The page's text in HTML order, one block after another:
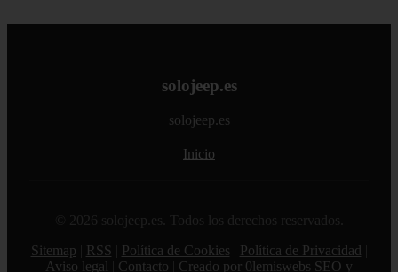
solojeep.es
solojeep.es
Inicio
© 2026 solojeep.es. Todos los derechos reservados.
Sitemap
RSS Política de Cookies Política de Privacidad
Aviso legal
Contacto Creado por 0lemiswebs SEO y